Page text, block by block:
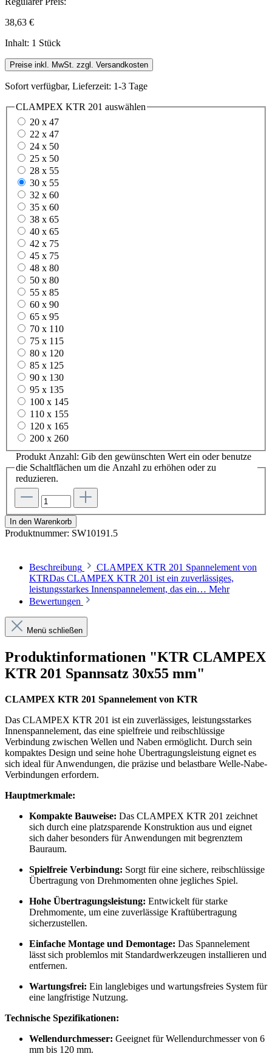
38,63 €
Inhalt: 1 Stück
Preise inkl. MwSt. zzgl. Versandkosten
Sofort verfügbar, Lieferzeit: 1-3 Tage
CLAMPEX KTR 201 auswählen
20 x 47
22 x 47
24 x 50
25 x 50
28 x 55
30 x 55
32 x 60
35 x 60
38 x 65
40 x 65
42 x 75
45 x 75
48 x 80
50 x 80
55 x 85
60 x 90
65 x 95
70 x 110
75 x 115
80 x 120
85 x 125
90 x 130
95 x 135
100 x 145
110 x 155
120 x 165
200 x 260
Produkt Anzahl: Gib den gewünschten Wert ein oder benutze
die Schaltflächen um die Anzahl zu erhöhen oder zu
reduzieren.
In den Warenkorb
Produktnummer: SW10191.5
Beschreibung
CLAMPEX KTR 201 Spannelement von
KTRDas CLAMPEX KTR 201 ist ein zuverlässiges,
leistungsstarkes Innenspannelement, das ein… Mehr
Bewertungen
Menü schließen
Produktinformationen "KTR CLAMPEX
KTR 201 Spannsatz 30x55 mm"
CLAMPEX KTR 201 Spannelement von KTR
Das CLAMPEX KTR 201 ist ein zuverlässiges, leistungsstarkes
Innenspannelement, das eine spielfreie und reibschlüssige
Verbindung zwischen Wellen und Naben ermöglicht. Durch sein
kompaktes Design und seine hohe Übertragungsleistung eignet es
sich ideal für Anwendungen, die präzise und belastbare Welle-Nabe-
Verbindungen erfordern.
Hauptmerkmale:
Kompakte Bauweise: Das CLAMPEX KTR 201 zeichnet
sich durch eine platzsparende Konstruktion aus und eignet
sich daher besonders für Anwendungen mit begrenztem
Bauraum.
Spielfreie Verbindung: Sorgt für eine sichere, reibschlüssige
Übertragung von Drehmomenten ohne jegliches Spiel.
Hohe Übertragungsleistung: Entwickelt für starke
Drehmomente, um eine zuverlässige Kraftübertragung
sicherzustellen.
Einfache Montage und Demontage: Das Spannelement
lässt sich problemlos mit Standardwerkzeugen installieren und
entfernen.
Wartungsfrei: Ein langlebiges und wartungsfreies System für
eine langfristige Nutzung.
Technische Spezifikationen:
Wellendurchmesser: Geeignet für Wellendurchmesser von 6
mm bis 120 mm.